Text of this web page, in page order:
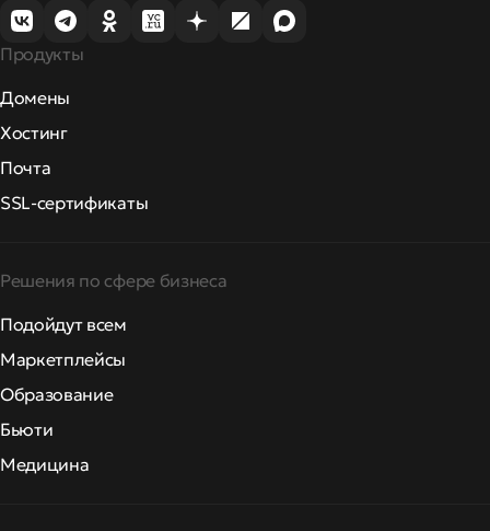
Продукты
Домены
Хостинг
Почта
SSL-сертификаты
Решения по сфере бизнеса
Подойдут всем
Маркетплейсы
Образование
Бьюти
Медицина